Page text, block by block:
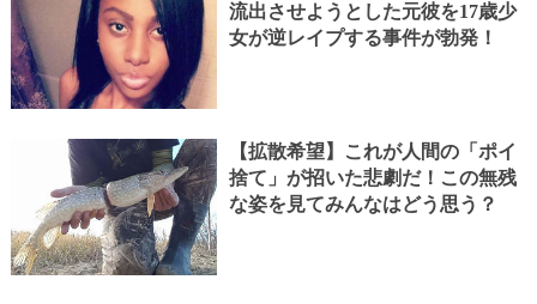
流出させようとした元彼を17歳少
女が逆レイプする事件が勃発！
【拡散希望】これが人間の「ポイ
捨て」が招いた悲劇だ！この無残
な姿を見てみんなはどう思う？